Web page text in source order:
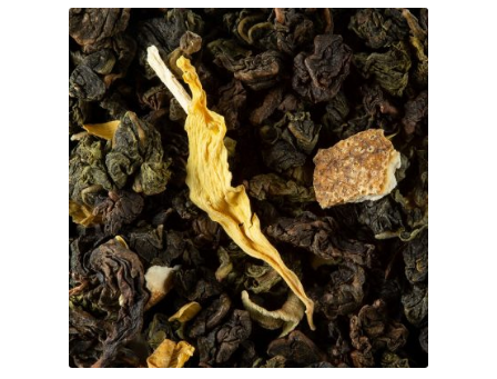
Machines à grains Delonghi
Coffrets Dammann Frères
Thés Dammann frère en sachets
Thés Dammann Frères boites en métal
Thés Dammann frères en vracs
Thés glacés
Coffrets Terre d’Oc